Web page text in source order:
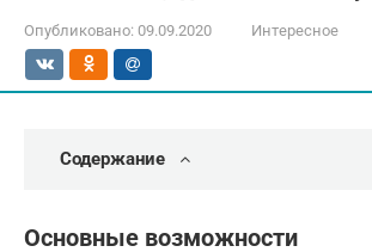
Опубликовано: 09.09.2020 Интересное
Содержание
Основные возможности